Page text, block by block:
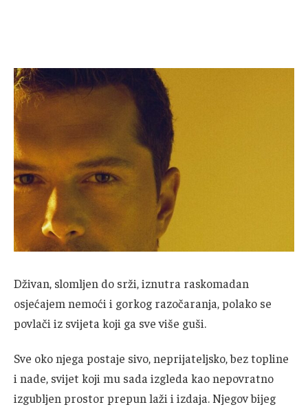
Dživan, slomljen do srži, iznutra raskomadan
osjećajem nemoći i gorkog razočaranja, polako se
povlači iz svijeta koji ga sve više guši.
Sve oko njega postaje sivo, neprijateljsko, bez topline
i nade, svijet koji mu sada izgleda kao nepovratno
izgubljen prostor prepun laži i izdaja. Njegov bijeg